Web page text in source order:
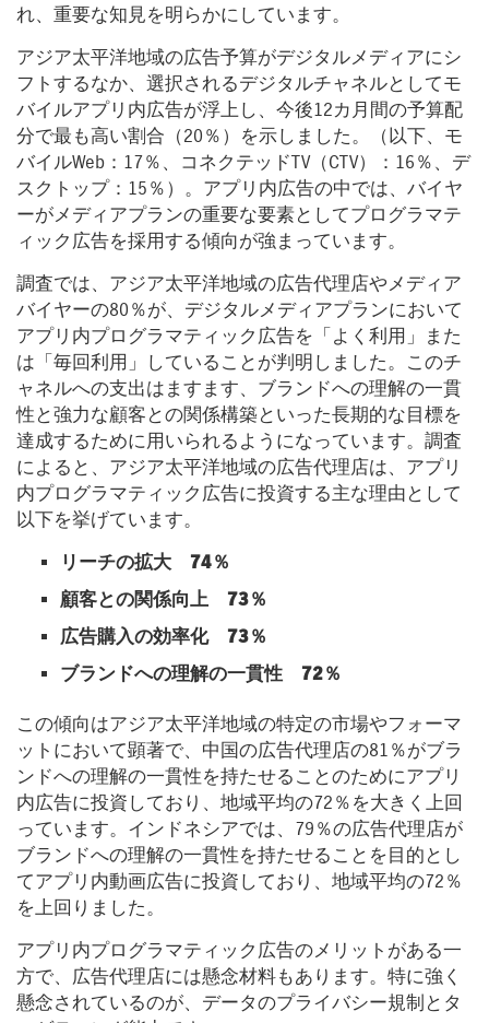
れ、重要な知見を明らかにしています。
アジア太平洋地域の広告予算がデジタルメディアにシ
フトするなか、選択されるデジタルチャネルとしてモ
バイルアプリ内広告が浮上し、今後12カ月間の予算配
分で最も高い割合（20％）を示しました。（以下、モ
バイルWeb：17％、コネクテッドTV（CTV）：16％、デ
スクトップ：15％）。アプリ内広告の中では、バイヤ
ーがメディアプランの重要な要素としてプログラマテ
ィック広告を採用する傾向が強まっています。
調査では、アジア太平洋地域の広告代理店やメディア
バイヤーの80％が、デジタルメディアプランにおいて
アプリ内プログラマティック広告を「よく利用」また
は「毎回利用」していることが判明しました。このチ
ャネルへの支出はますます、ブランドへの理解の一貫
性と強力な顧客との関係構築といった長期的な目標を
達成するために用いられるようになっています。調査
によると、アジア太平洋地域の広告代理店は、アプリ
内プログラマティック広告に投資する主な理由として
以下を挙げています。
リーチの拡大 74％
顧客との関係向上 73％
広告購入の効率化 73％
ブランドへの理解の一貫性 72％
この傾向はアジア太平洋地域の特定の市場やフォーマ
ットにおいて顕著で、中国の広告代理店の81％がブラ
ンドへの理解の一貫性を持たせることのためにアプリ
内広告に投資しており、地域平均の72％を大きく上回
っています。インドネシアでは、79％の広告代理店が
ブランドへの理解の一貫性を持たせることを目的とし
てアプリ内動画広告に投資しており、地域平均の72％
を上回りました。
アプリ内プログラマティック広告のメリットがある一
方で、広告代理店には懸念材料もあります。特に強く
懸念されているのが、データのプライバシー規制とタ